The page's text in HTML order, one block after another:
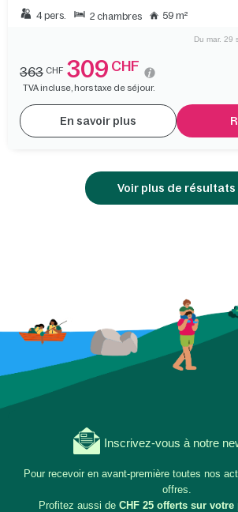
4 pers. 2 chambres 59 m²
Du mar. 29
363 CHF 309 CHF
TVA incluse, hors taxe de séjour.
En savoir plus
Voir plus de résultats
Inscrivez-vous à notre
Pour recevoir en avant-première toutes nos
offres.
Profitez aussi de CHF 25 offerts sur